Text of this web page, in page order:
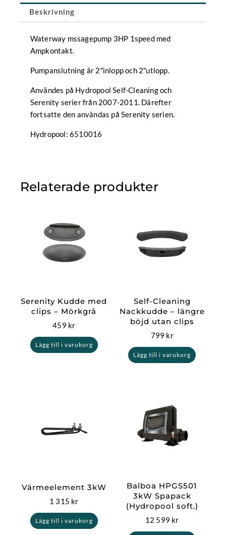
Beskrivning
Waterway mssagepump 3HP 1speed med
Ampkontakt.
Pumpanslutning är 2″inlopp och 2″utlopp.
Användes på Hydropool Self-Cleaning och
Serenity serier från 2007-2011. Därefter
fortsatte den användas på Serenity serien.
Hydropool: 6510016
Relaterade produkter
Serenity Kudde med
clips – Mörkgrå
459 kr
Lägg till i varukorg
Self-Cleaning
Nackkudde – längre
böjd utan clips
799 kr
Lägg till i varukorg
Värmeelement 3kW
1 315 kr
Lägg till i varukorg
Balboa HPGS501
3kW Spapack
(Hydropool soft.)
12 599 kr